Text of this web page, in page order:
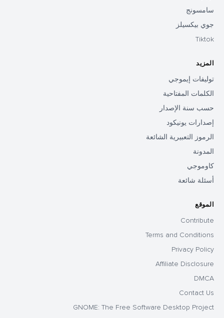
سامسونج
جوي بيكسيلز
Tiktok
المزيد
توليفات إيموجي
الكلمات المفتاحية
حسب سنة الإصدار
إصدارات يونيكود
الرموز التعبيرية الشائعة
المدونة
كاوموجي
أسئلة شائعة
الموقع
Contribute
Terms and Conditions
Privacy Policy
Affiliate Disclosure
DMCA
Contact Us
GNOME: The Free Software Desktop Project